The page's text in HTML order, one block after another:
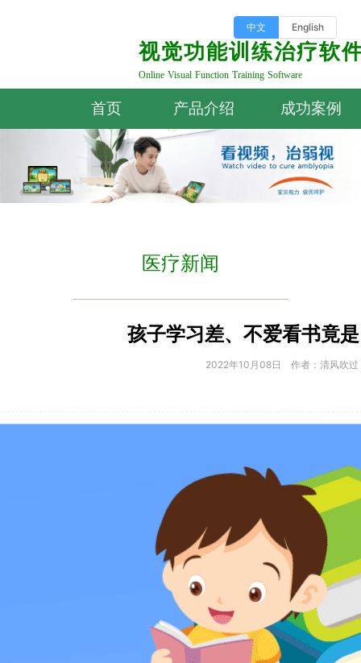
中文 English
视觉功能训练治疗软
Online Visual Function Training Software
首页 产品介绍 成功案例
医疗新闻
孩子学习差、不爱看书竟
2022年10月08日 作者：清风吹过